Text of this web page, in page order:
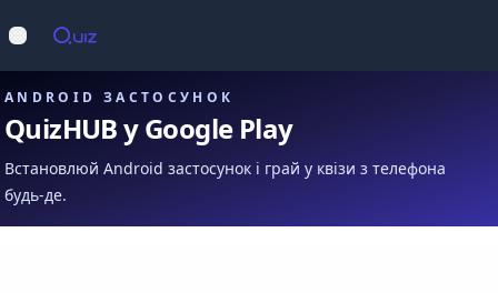
Відкрити меню
ANDROID ЗАСТОСУНОК
QuizHUB у Google Play
Встановлюй Android застосунок і грай у квізи з телефона
будь-де.